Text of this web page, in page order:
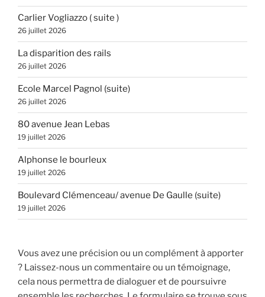
Carlier Vogliazzo ( suite )
26 juillet 2026
La disparition des rails
26 juillet 2026
Ecole Marcel Pagnol (suite)
26 juillet 2026
80 avenue Jean Lebas
19 juillet 2026
Alphonse le bourleux
19 juillet 2026
Boulevard Clémenceau/ avenue De Gaulle (suite)
19 juillet 2026
Vous avez une précision ou un complément à apporter
? Laissez-nous un commentaire ou un témoignage,
cela nous permettra de dialoguer et de poursuivre